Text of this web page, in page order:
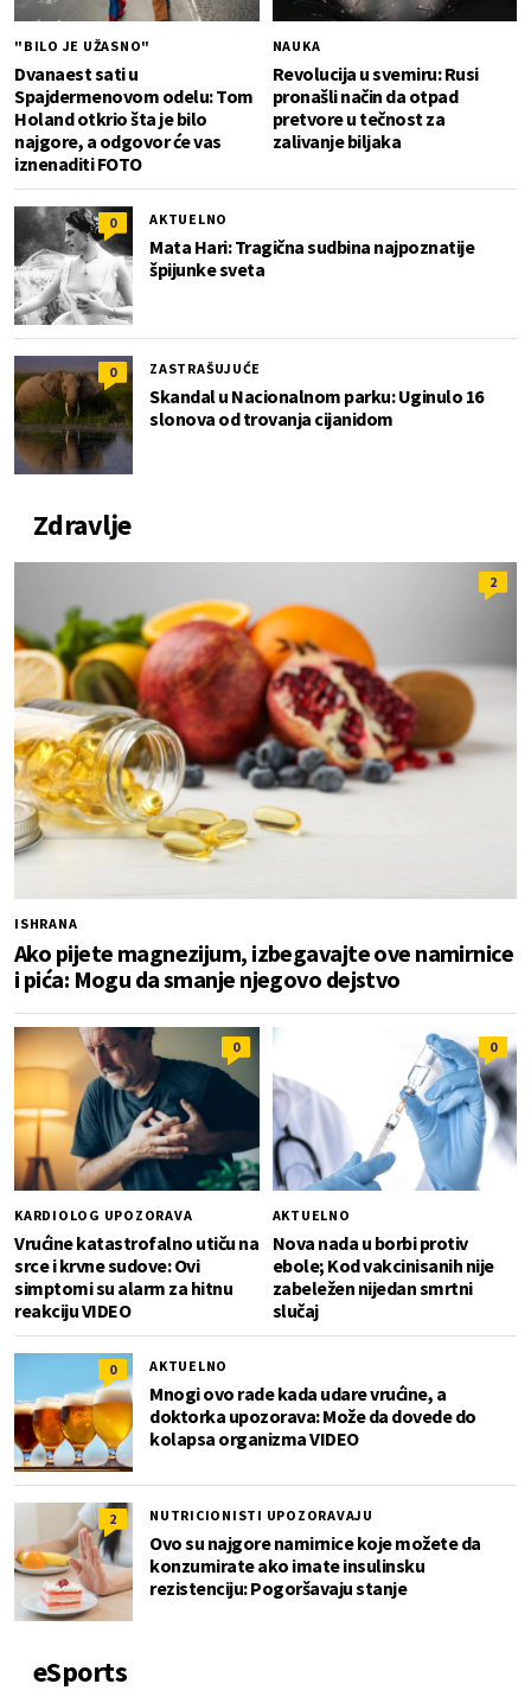
"BILO JE UŽASNO"
Dvanaest sati u
Spajdermenovom odelu: Tom
Holand otkrio šta je bilo
najgore, a odgovor će vas
iznenaditi FOTO
NAUKA
Revolucija u svemiru: Rusi
pronašli način da otpad
pretvore u tečnost za
zalivanje biljaka
0 AKTUELNO
Mata Hari: Tragična sudbina najpoznatije
špijunke sveta
0 ZASTRAŠUJUĆE
Skandal u Nacionalnom parku: Uginulo 16
slonova od trovanja cijanidom
Zdravlje
2
ISHRANA
Ako pijete magnezijum, izbegavajte ove namirnice
i pića: Mogu da smanje njegovo dejstvo
0
KARDIOLOG UPOZORAVA
Vrućine katastrofalno utiču na
srce i krvne sudove: Ovi
simptomi su alarm za hitnu
reakciju VIDEO
0
AKTUELNO
Nova nada u borbi protiv
ebole; Kod vakcinisanih nije
zabeležen nijedan smrtni
slučaj
0 AKTUELNO
Mnogi ovo rade kada udare vrućine, a
doktorka upozorava: Može da dovede do
kolapsa organizma VIDEO
2 NUTRICIONISTI UPOZORAVAJU
Ovo su najgore namirnice koje možete da
konzumirate ako imate insulinsku
rezistenciju: Pogoršavaju stanje
eSports